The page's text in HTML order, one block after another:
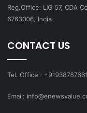
Reg.Office: LIG 57, CDA
6763006, India
CONTACT US
Tel. Office :
Email: